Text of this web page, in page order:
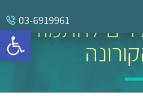
פתח
03-6919961
להתמודד